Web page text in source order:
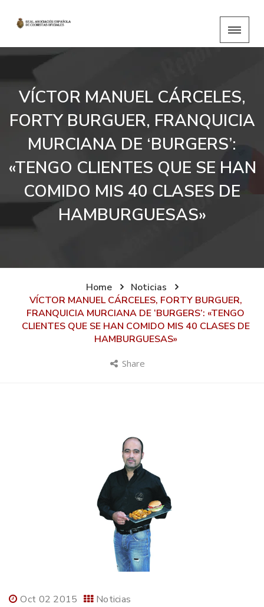
VÍCTOR MANUEL CÁRCELES,
FORTY BURGUER, FRANQUICIA
MURCIANA DE ‘BURGERS’:
«TENGO CLIENTES QUE SE HAN
COMIDO MIS 40 CLASES DE
HAMBURGUESAS»
Home
Noticias
VÍCTOR MANUEL CÁRCELES, FORTY BURGUER,
FRANQUICIA MURCIANA DE ‘BURGERS’: «TENGO
CLIENTES QUE SE HAN COMIDO MIS 40 CLASES DE
HAMBURGUESAS»
Share
Oct 02 2015 Noticias